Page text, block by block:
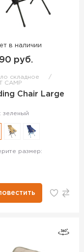
в наличии
руб.
складное
CAMP
Chair Large
зеленый
размер: